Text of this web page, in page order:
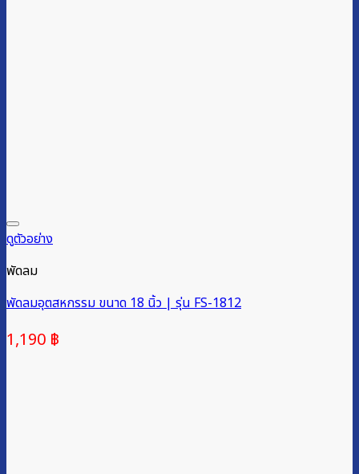
ดูตัวอย่าง
พัดลม
พัดลมอุตสหกรรม ขนาด 18 นิ้ว | รุ่น FS-1812
1,190 ฿